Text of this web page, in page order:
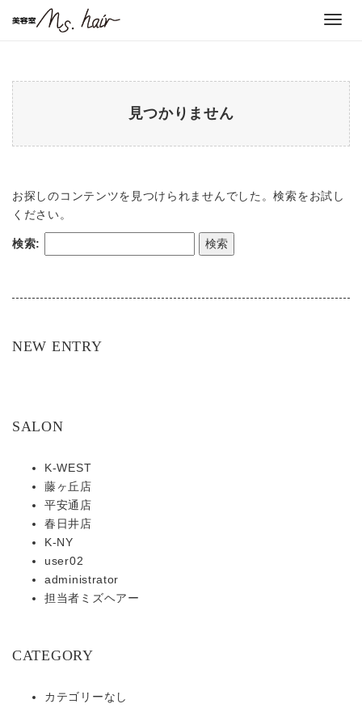
見つかりません
お探しのコンテンツを見つけられませんでした。検索をお試し
ください。
検索:
NEW ENTRY
SALON
K-WEST
藤ヶ丘店
平安通店
春日井店
K-NY
user02
administrator
担当者ミズヘアー
CATEGORY
カテゴリーなし